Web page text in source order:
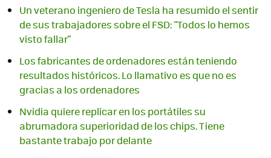
Un veterano ingeniero de Tesla ha resumido el sentir
de sus trabajadores sobre el FSD: "Todos lo hemos
visto fallar"
Los fabricantes de ordenadores están teniendo
resultados históricos. Lo llamativo es que no es
gracias a los ordenadores
Nvidia quiere replicar en los portátiles su
abrumadora superioridad de los chips. Tiene
bastante trabajo por delante